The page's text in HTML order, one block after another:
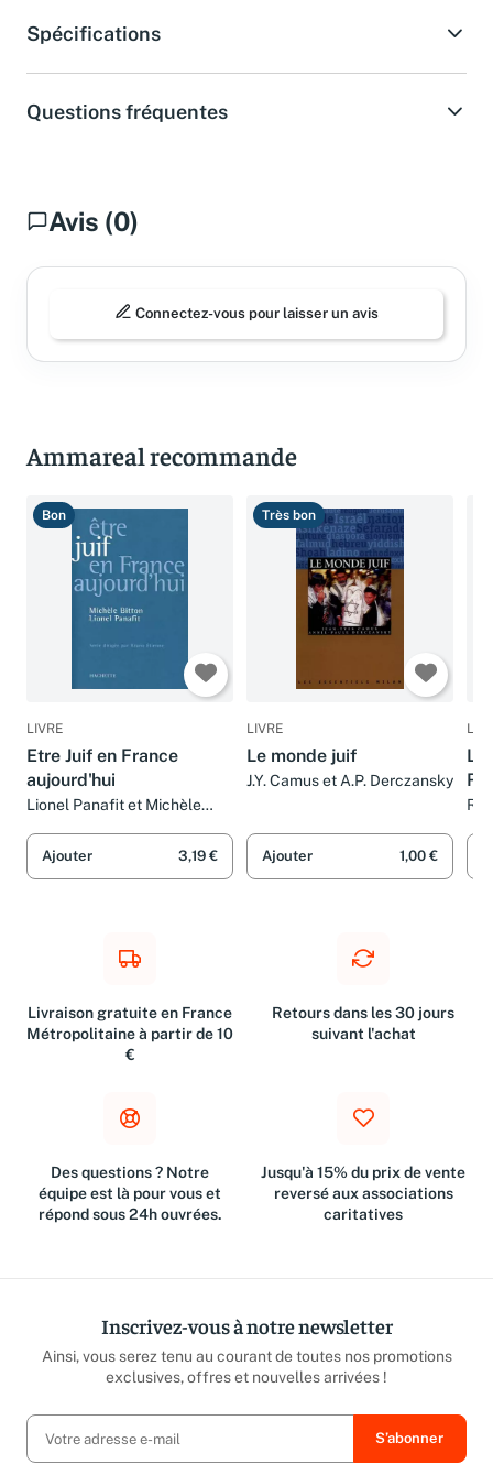
Spécifications
Questions fréquentes
Avis (0)
Connectez-vous pour laisser un avis
Ammareal recommande
Bon
LIVRE
Etre Juif en France
aujourd'hui
Lionel Panafit et Michèle
Ajouter 3,19 €
Très bon
LIVRE
Le monde juif
J.Y. Camus et A.P. Derczansky
Ajouter 1,00 €
Le
Livraison gratuite en France
Métropolitaine à partir de 10
€
Retours dans les 30 jours
suivant l'achat
Des questions ? Notre
équipe est là pour vous et
répond sous 24h ouvrées.
Jusqu'à 15% du prix de vente
reversé aux associations
caritatives
Inscrivez-vous à notre newsletter
Ainsi, vous serez tenu au courant de toutes nos promotions
exclusives, offres et nouvelles arrivées !